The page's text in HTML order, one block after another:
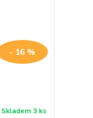
- 16 %
Skladem 3 ks